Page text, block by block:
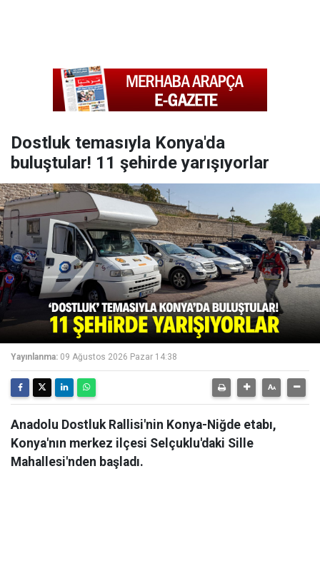
Dostluk temasıyla Konya'da
buluştular! 11 şehirde yarışıyorlar
Yayınlanma: 09 Ağustos 2026 Pazar 14:38
Anadolu Dostluk Rallisi'nin Konya-Niğde etabı,
Konya'nın merkez ilçesi Selçuklu'daki Sille
Mahallesi'nden başladı.